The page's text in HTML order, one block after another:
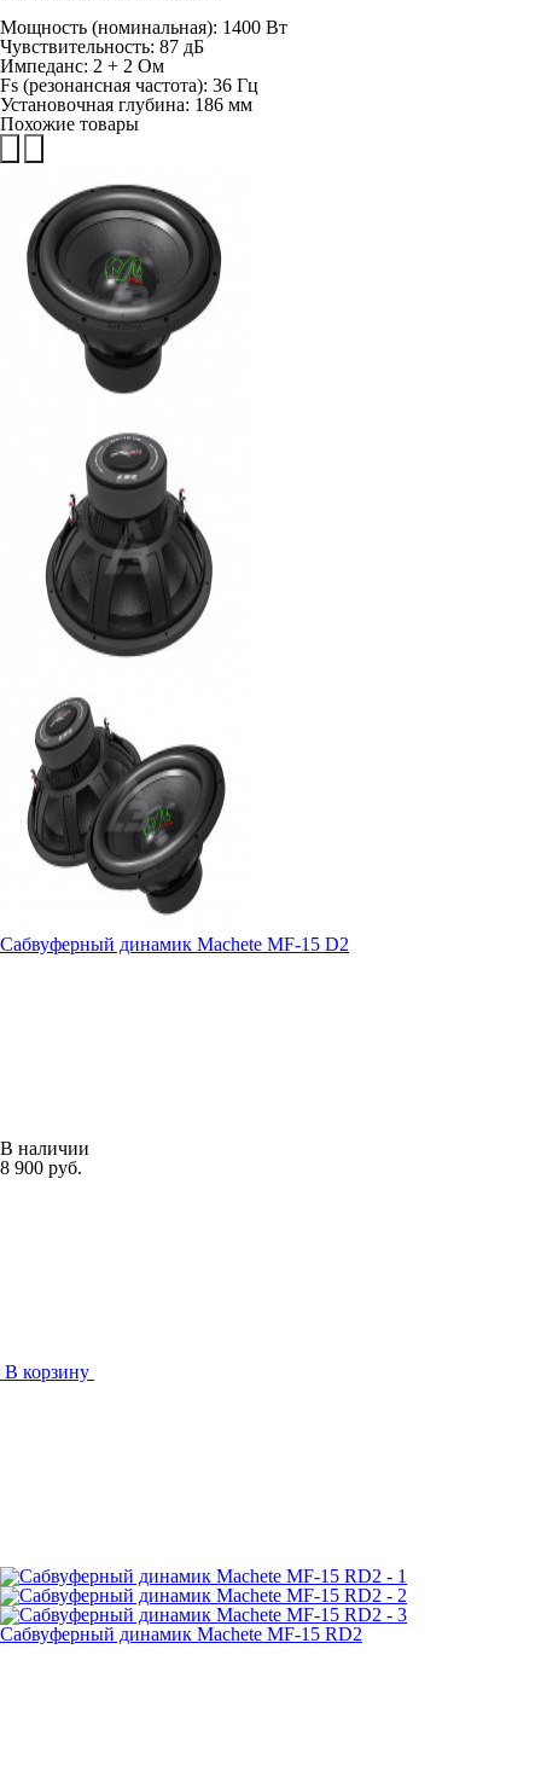
Мощность (номинальная): 1400 Вт
Чувствительность: 87 дБ
Импеданс: 2 + 2 Ом
Fs (резонансная частота): 36 Гц
Установочная глубина: 186 мм
Похожие товары
Сабвуферный динамик Machete MF-15 D2
В наличии
8 900 руб.
В корзину
Сабвуферный динамик Machete MF-15 RD2